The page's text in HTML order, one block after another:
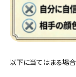
以下に当てはまる場合